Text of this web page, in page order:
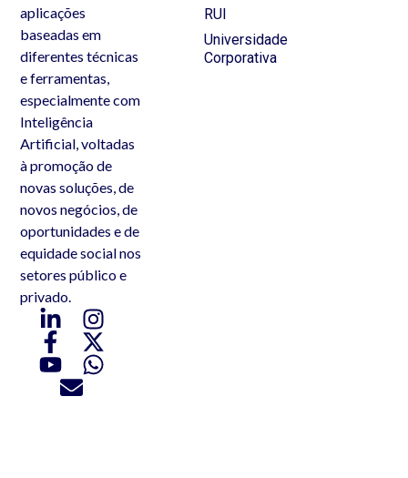
aplicações
baseadas em
diferentes técnicas
e ferramentas,
especialmente com
Inteligência
Artificial, voltadas
à promoção de
novas soluções, de
novos negócios, de
oportunidades e de
equidade social nos
setores público e
privado.
RUI
Universidade
Corporativa